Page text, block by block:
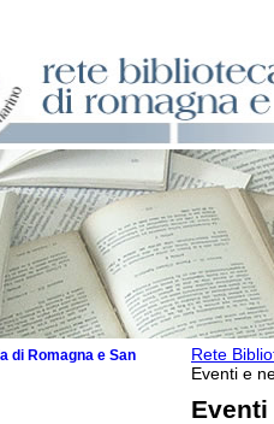
Rete
Eventi e
Eventi
di Romagna e San